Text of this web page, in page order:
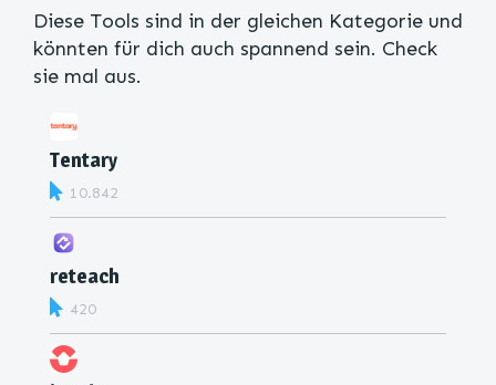
Diese Tools sind in der gleichen Kategorie und
könnten für dich auch spannend sein. Check
sie mal aus.
Tentary
10.842
reteach
420